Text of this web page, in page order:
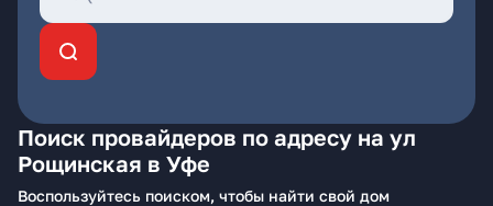
Поиск провайдеров по адресу на ул
Рощинская в Уфе
Воспользуйтесь поиском, чтобы найти свой дом